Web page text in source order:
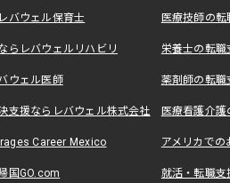
バウェル保育士 医療技師の
らレバウェルリハビリ 栄養士の転
ウェル医師 薬剤師の転
支援ならレバウェル株式会社 医療看護介
Career Mexico アメリカで
国GO.com 就活・転職